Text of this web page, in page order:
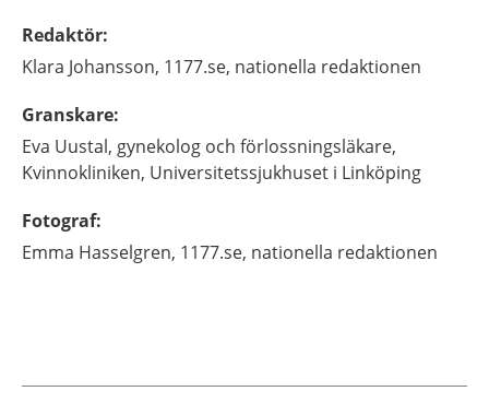
Redaktör:
Klara Johansson, 1177.se, nationella redaktionen
Granskare:
Eva Uustal, gynekolog och förlossningsläkare,
Kvinnokliniken, Universitetssjukhuset i Linköping
Fotograf:
Emma Hasselgren, 1177.se, nationella redaktionen